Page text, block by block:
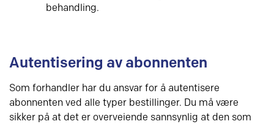
behandling.
Autentisering av abonnenten
Som forhandler har du ansvar for å autentisere
abonnenten ved alle typer bestillinger. Du må være
sikker på at det er overveiende sannsynlig at den som